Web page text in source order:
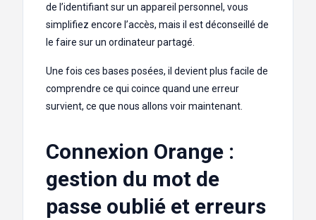
de l’identifiant sur un appareil personnel, vous
simplifiez encore l’accès, mais il est déconseillé de
le faire sur un ordinateur partagé.
Une fois ces bases posées, il devient plus facile de
comprendre ce qui coince quand une erreur
survient, ce que nous allons voir maintenant.
Connexion Orange :
gestion du mot de
passe oublié et erreurs